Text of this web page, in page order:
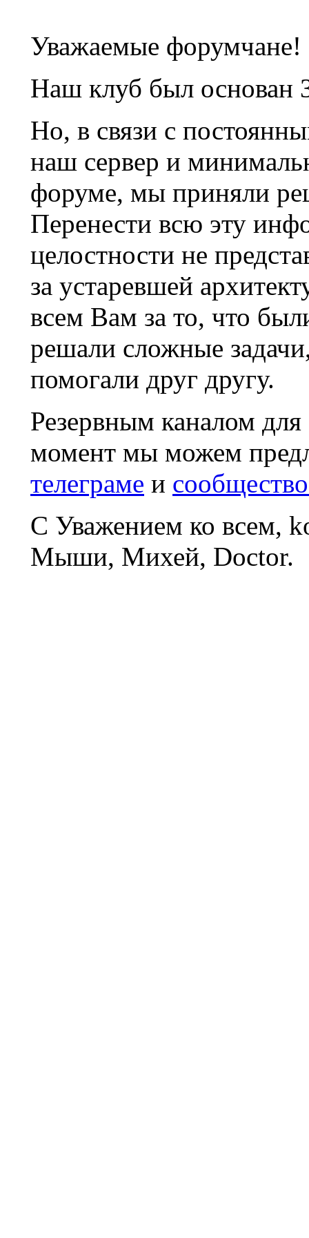
Уважаемые форумчане!
Наш клуб был основан
Но, в связи с
наш сервер и
форуме, мы приняли
Перенести всю эту
целостности не
за устаревшей
всем Вам за то, что
решали сложные
помогали друг другу.
Резервным каналом
момент мы можем
телеграме и
С Уважением ко всем,
Мыши, Михей, Doctor.